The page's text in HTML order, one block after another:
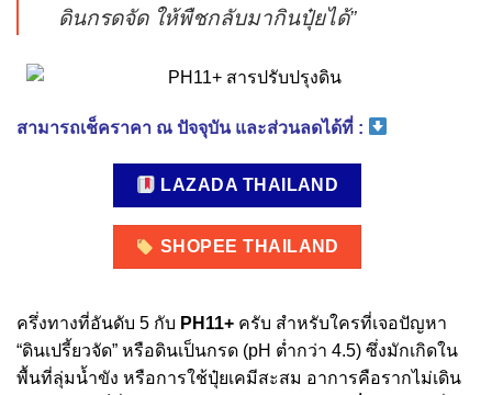
ดินกรดจัด ให้พืชกลับมากินปุ๋ยได้”
สามารถเช็คราคา ณ ปัจจุบัน และส่วนลดได้ที่ :
LAZADA THAILAND
SHOPEE THAILAND
ครึ่งทางที่อันดับ 5 กับ PH11+ ครับ สำหรับใครที่เจอปัญหา
“ดินเปรี้ยวจัด” หรือดินเป็นกรด (pH ต่ำกว่า 4.5) ซึ่งมักเกิดใน
พื้นที่ลุ่มน้ำขัง หรือการใช้ปุ๋ยเคมีสะสม อาการคือรากไม่เดิน